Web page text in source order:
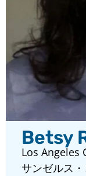
Betsy
Los Angeles
サンゼルス